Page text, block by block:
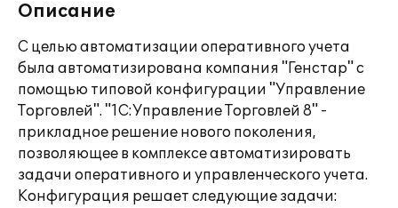
Описание
С целью автоматизации оперативного учета
была автоматизирована компания "Генстар" с
помощью типовой конфигурации "Управление
Торговлей". "1С:Управление Торговлей 8" -
прикладное решение нового поколения,
позволяющее в комплексе автоматизировать
задачи оперативного и управленческого учета.
Конфигурация решает следующие задачи: